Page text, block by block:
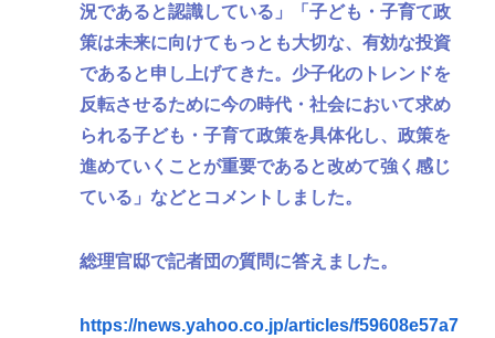
況であると認識している」「子ども・子育て政
策は未来に向けてもっとも大切な、有効な投資
であると申し上げてきた。少子化のトレンドを
反転させるために今の時代・社会において求め
られる子ども・子育て政策を具体化し、政策を
進めていくことが重要であると改めて強く感じ
ている」などとコメントしました。
総理官邸で記者団の質問に答えました。
https://news.yahoo.co.jp/articles/f59608e57a7